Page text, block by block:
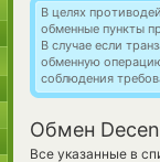
В целях
обменные пункты
В случае если
обменную
соблюдения
Обмен
Все указанные в